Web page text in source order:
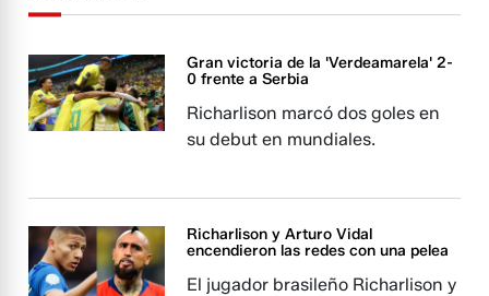
Gran victoria de la 'Verdeamarela' 2-
0 frente a Serbia
Richarlison marcó dos goles en
su debut en mundiales.
Richarlison y Arturo Vidal
encendieron las redes con una pelea
El jugador brasileño Richarlison y